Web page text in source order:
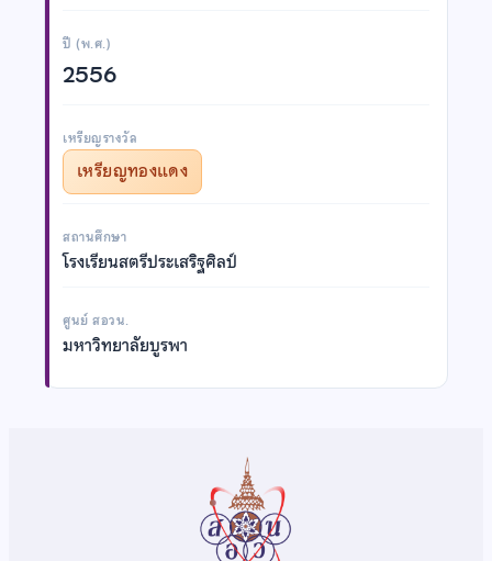
ปี (พ.ศ.)
2556
เหรียญรางวัล
เหรียญทองแดง
สถานศึกษา
โรงเรียนสตรีประเสริฐศิลป์
ศูนย์ สอวน.
มหาวิทยาลัยบูรพา